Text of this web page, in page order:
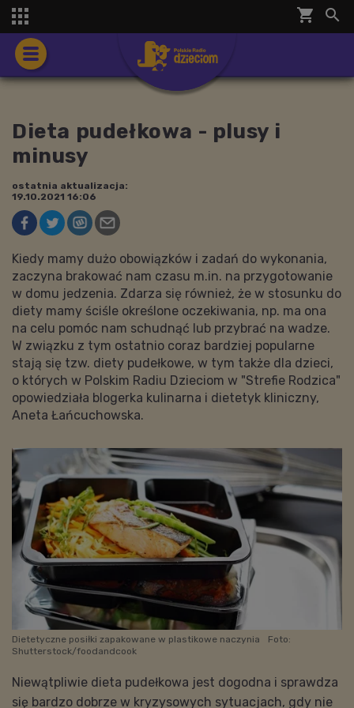
shopping_cart 

Dieta pudełkowa - plusy i
minusy
ostatnia aktualizacja:
19.10.2021 16:06
Kiedy mamy dużo obowiązków i zadań do wykonania,
zaczyna brakować nam czasu m.in. na przygotowanie
w domu jedzenia. Zdarza się również, że w stosunku do
diety mamy ściśle określone oczekiwania, np. ma ona
na celu pomóc nam schudnąć lub przybrać na wadze.
W związku z tym ostatnio coraz bardziej popularne
stają się tzw. diety pudełkowe, w tym także dla dzieci,
o których w Polskim Radiu Dzieciom w "Strefie Rodzica"
opowiedziała blogerka kulinarna i dietetyk kliniczny,
Aneta Łańcuchowska.
Dietetyczne posiłki zapakowane w plastikowe naczynia
Foto:
Shutterstock/foodandcook
Niewątpliwie dieta pudełkowa jest dogodna i sprawdza
się bardzo dobrze w kryzysowych sytuacjach, gdy nie